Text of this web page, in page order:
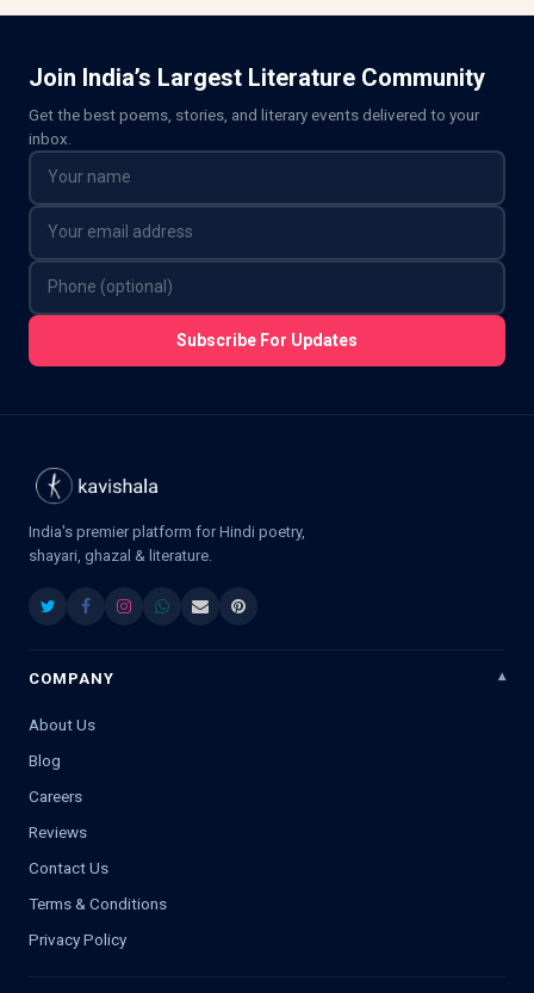
Join India’s Largest Literature Community
Get the best poems, stories, and literary events delivered to your
inbox.
Subscribe For Updates
India's premier platform for Hindi poetry,
shayari, ghazal & literature.
COMPANY
About Us
Blog
Careers
Reviews
Contact Us
Terms & Conditions
Privacy Policy